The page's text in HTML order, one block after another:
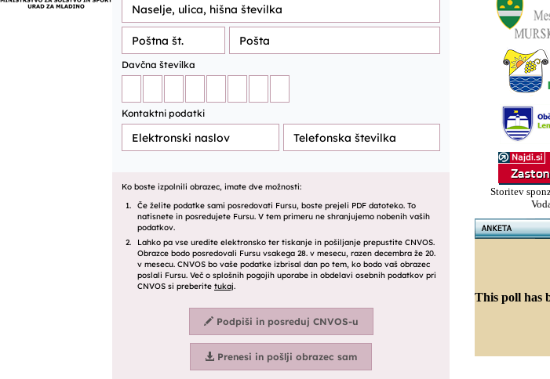
Storitev
This poll has